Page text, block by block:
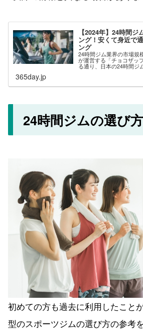
【2024年】24時間
ング！安くて身近で
ング
24時間ジム業界の市場規
が運営する「チョコザッ
る通り、日本の24時間ジ
ています。その背景には
ムの導入により、運営
365day.jp
24時間ジムの選び方
初めての方も過去に利用したこと
型のスポーツジムの選び方の参考